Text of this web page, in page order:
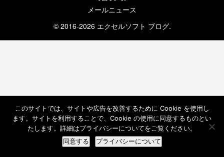
メールニュース
© 2016-2026 エクセルソフト ブログ.
このサイトでは、サイトや広告を改善するために Cookie を使用し
ます。サイトを利用することで、Cookie の使用に同意するものとい
たします。詳細はプライバシーについてをご覧ください。
同意する プライバシーについて